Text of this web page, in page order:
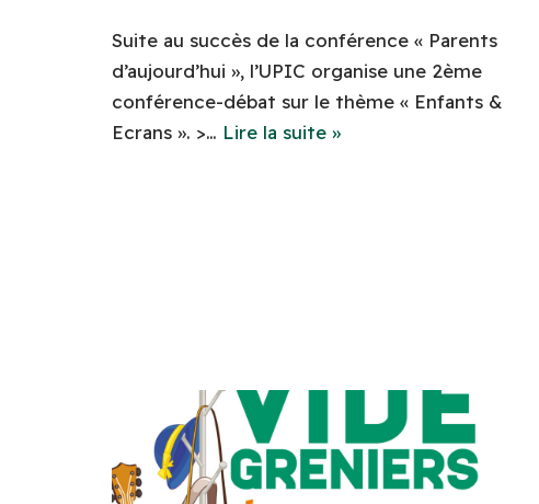
Suite au succès de la conférence « Parents
d’aujourd’hui », l’UPIC organise une 2ème
conférence-débat sur le thème « Enfants &
Ecrans ». >… Lire la suite »